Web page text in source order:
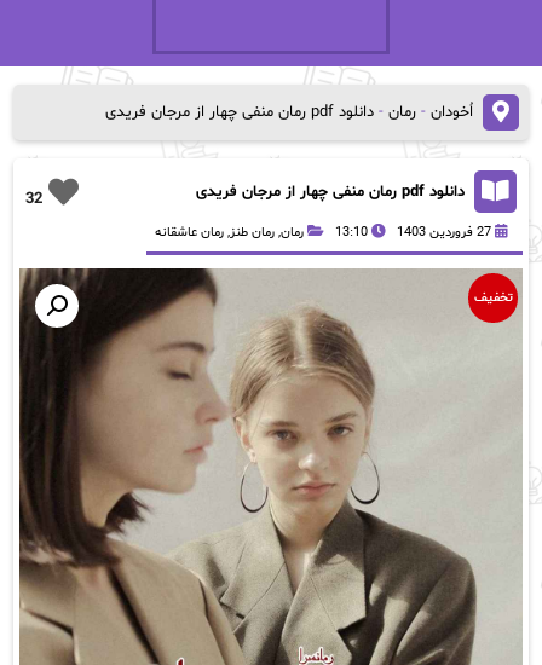
اُخودان- رمان- دانلود pdf رمان منفی چهار از مرجان فریدی
32 دانلود pdf رمان منفی چهار از مرجان فریدی
27 فروردین 1403 13:10 رمان, رمان طنز, رمان عاشقانه
تخفیف